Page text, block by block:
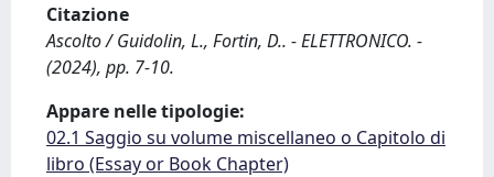
Citazione
Ascolto / Guidolin, L., Fortin, D.. - ELETTRONICO. -
(2024), pp. 7-10.
Appare nelle tipologie:
02.1 Saggio su volume miscellaneo o Capitolo di
libro (Essay or Book Chapter)